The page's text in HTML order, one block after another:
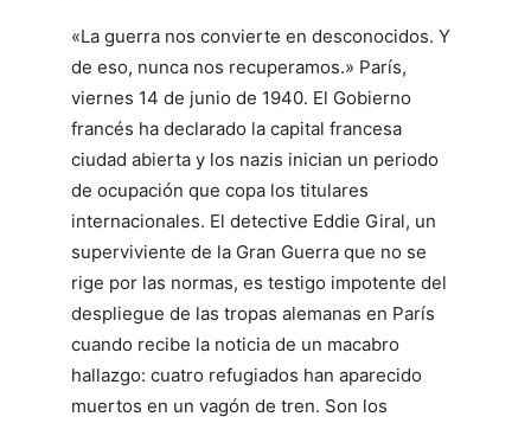
«La guerra nos convierte en desconocidos. Y
de eso, nunca nos recuperamos.» París,
viernes 14 de junio de 1940. El Gobierno
francés ha declarado la capital francesa
ciudad abierta y los nazis inician un periodo
de ocupación que copa los titulares
internacionales. El detective Eddie Giral, un
superviviente de la Gran Guerra que no se
rige por las normas, es testigo impotente del
despliegue de las tropas alemanas en París
cuando recibe la noticia de un macabro
hallazgo: cuatro refugiados han aparecido
muertos en un vagón de tren. Son los